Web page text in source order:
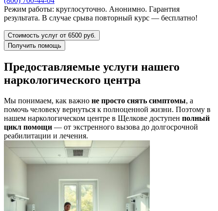
Режим работы: круглосуточно. Анонимно. Гарантия
результата. В случае срыва повторный курс — бесплатно!
Стоимость услуг от 6500 руб.
Получить помощь
Предоставляемые услуги нашего
наркологического центра
Мы понимаем, как важно не просто снять симптомы, а
помочь человеку вернуться к полноценной жизни. Поэтому в
нашем наркологическом центре в Щелкове доступен полный
цикл помощи — от экстренного вызова до долгосрочной
реабилитации и лечения.